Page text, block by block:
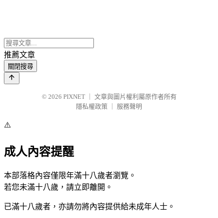
推薦文章
關閉搜尋
© 2026 PIXNET
文章與圖片權利屬原作者所有
隱私權政策
服務聲明
⚠️
成人內容提醒
本部落格內容僅限年滿十八歲者瀏覽。
若您未滿十八歲，請立即離開。
已滿十八歲者，亦請勿將內容提供給未成年人士。